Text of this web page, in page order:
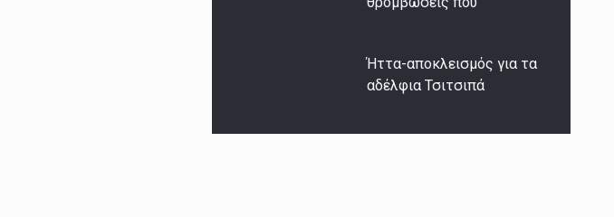
Ήττα-αποκλεισμός για τα
αδέλφια Τσιτσιπά